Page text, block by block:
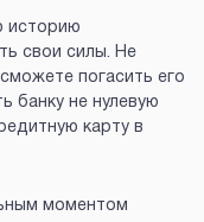
историю
свои силы. Не
погасить его
банку не нулевую
карту в
моментом